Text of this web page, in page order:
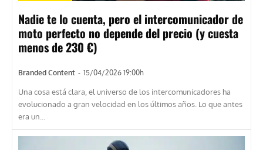
Nadie te lo cuenta, pero el intercomunicador de
moto perfecto no depende del precio (y cuesta
menos de 230 €)
Branded Content - 15/04/2026 19:00h
Una cosa está clara, el universo de los intercomunicadores ha
evolucionado a gran velocidad en los últimos años. Lo que antes
era un...